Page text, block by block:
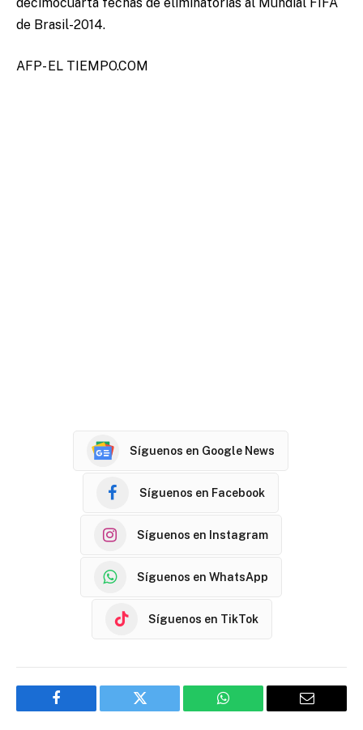
de Brasil-2014.
AFP- EL TIEMPO.COM
Síguenos en Google News
Síguenos en Facebook
Síguenos en Instagram
Síguenos en WhatsApp
Síguenos en TikTok
Facebook Twitter WhatsApp Email